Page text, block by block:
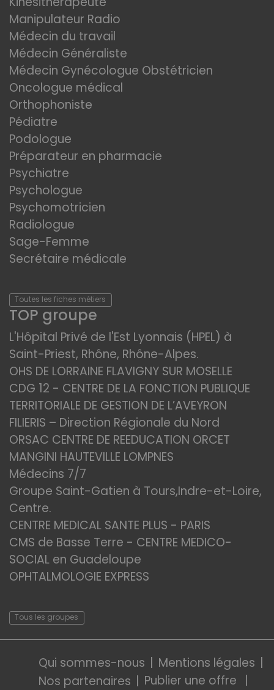
Manipulateur Radio
Médecin du travail
Médecin Généraliste
Médecin Gynécologue Obstétricien
Oncologue médical
Orthophoniste
Pédiatre
Podologue
Préparateur en pharmacie
Psychiatre
Psychologue
Psychomotricien
Radiologue
Sage-Femme
Secrétaire médicale
Toutes les fiches métiers
TOP groupe
L'Hôpital Privé de l'Est Lyonnais (HPEL) à
Saint-Priest, Rhône, Rhône-Alpes.
OHS DE LORRAINE FLAVIGNY SUR MOSELLE
CDG 12 - CENTRE DE LA FONCTION PUBLIQUE
TERRITORIALE DE GESTION DE L’AVEYRON
FILIERIS – Direction Régionale du Nord
ORSAC CENTRE DE REEDUCATION ORCET
MANGINI HAUTEVILLE LOMPNES
Médecins 7/7
Groupe Saint-Gatien à Tours,Indre-et-Loire,
Centre.
CENTRE MEDICAL SANTE PLUS - PARIS
CMS de Basse Terre - CENTRE MEDICO-
SOCIAL en Guadeloupe
OPHTALMOLOGIE EXPRESS
Tous les groupes
Qui sommes-nous
Mentions légales
Nos partenaires
Publier une offre